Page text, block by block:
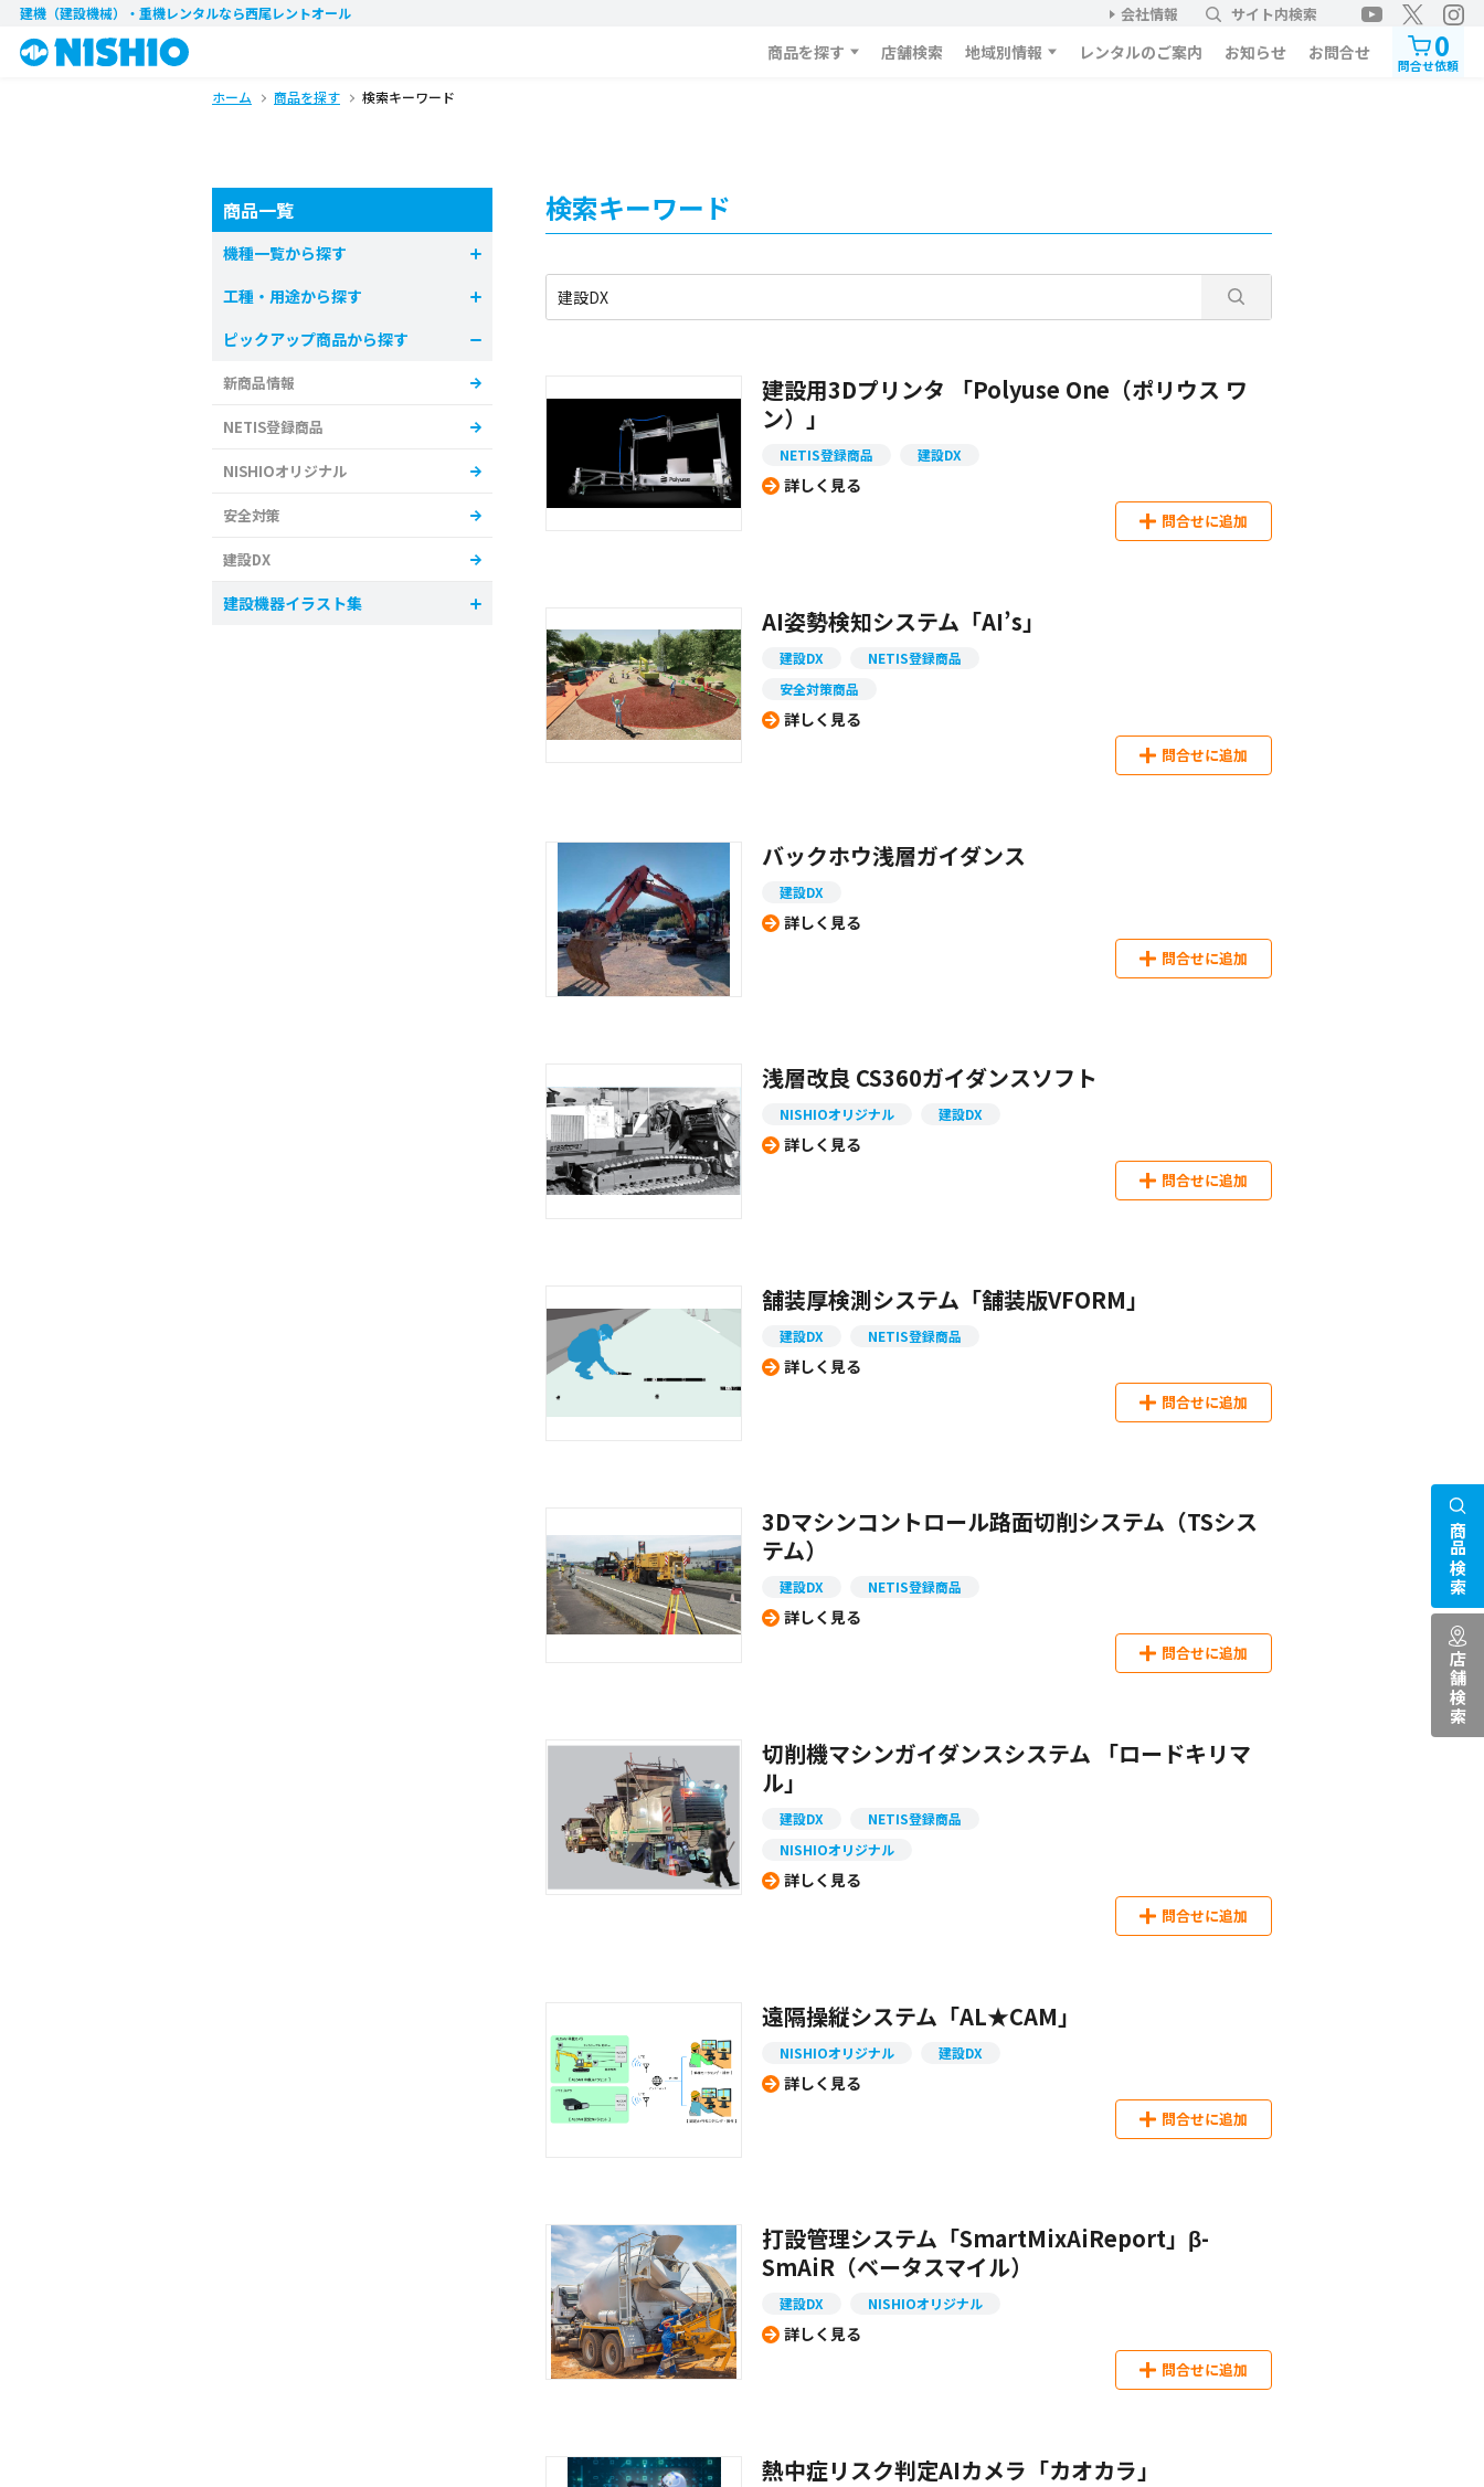
建機（建設機械）・重機レンタルなら西尾レントオール 会社情報 サイト内検索
商品を探す 店舗検索 地域別情報 レンタルのご案内 お知らせ お問合せ 0
問合せ依頼
ホーム 商品を探す 検索キーワード
検索キーワード
建設用3Dプリンタ 「Polyuse One（ポリウス ワ
ン）」
NETIS登録商品 建設DX
詳しく見る
問合せに追加
AI姿勢検知システム「AI’s」
建設DX
NETIS登録商品
安全対策商品
詳しく見る
問合せに追加
バックホウ浅層ガイダンス
建設DX
詳しく見る
問合せに追加
浅層改良 CS360ガイダンスソフト
NISHIOオリジナル 建設DX
詳しく見る
問合せに追加
舗装厚検測システム「舗装版VFORM」
建設DX NETIS登録商品
詳しく見る
問合せに追加
3Dマシンコントロール路面切削システム（TSシス
テム）
建設DX NETIS登録商品
詳しく見る
問合せに追加
切削機マシンガイダンスシステム 「ロードキリマ
ル」
建設DX
NETIS登録商品
NISHIOオリジナル
詳しく見る
問合せに追加
遠隔操縦システム「AL★CAM」
NISHIOオリジナル 建設DX
詳しく見る
問合せに追加
打設管理システム「SmartMixAiReport」β-
SmAiR（ベータスマイル）
建設DX NISHIOオリジナル
詳しく見る
問合せに追加
熱中症リスク判定AIカメラ「カオカラ」
商品一覧
機種一覧から探す
工種・用途から探す
ピックアップ商品から探す
新商品情報
NETIS登録商品
NISHIOオリジナル
安全対策
建設DX
建設機器イラスト集
商品検索
店舗検索